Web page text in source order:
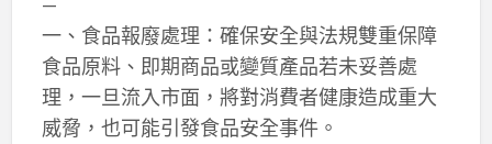
一、食品報廢處理：確保安全與法規雙重保障
食品原料、即期商品或變質產品若未妥善處
理，一旦流入市面，將對消費者健康造成重大
威脅，也可能引發食品安全事件。